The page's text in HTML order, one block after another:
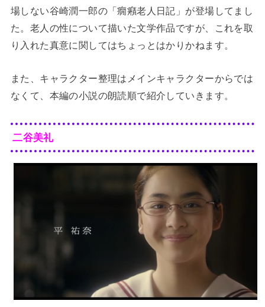
場しない谷崎潤一郎の「癇癪老人日記」が登場してまし
た。老人の性について描いた文学作品ですが、これを取
り入れた真意に関してはちょっとはかりかねます。
また、キャラクター整理はメインキャラクターからでは
なくて、本編の小説の朗読順で紹介していきます。
二谷美礼